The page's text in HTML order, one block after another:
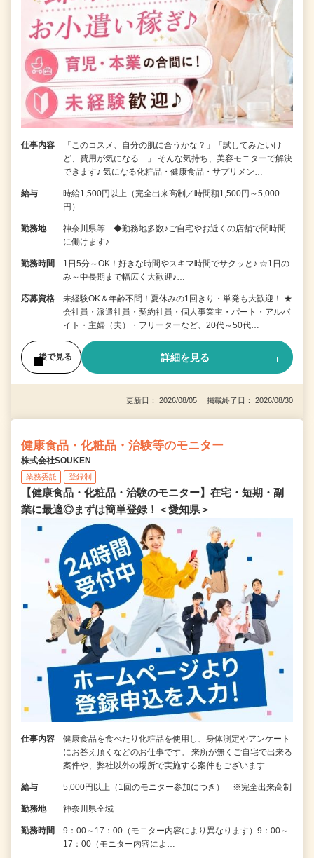
仕事内容
「このコスメ、自分の肌に合うかな？」「試してみたいけ
ど、費用が気になる…」 そんな気持ち、美容モニターで解決
できます♪ 気になる化粧品・健康食品・サプリメン…
給与
時給1,500円以上（完全出来高制／時間額1,500円～5,000
円）
勤務地
神奈川県等 ◆勤務地多数♪ご自宅やお近くの店舗で間時間
に働けます♪
勤務時間
1日5分～OK！好きな時間やスキマ時間でサクッと♪ ☆1日の
み～中長期まで幅広く大歓迎♪…
応募資格
未経験OK＆年齢不問！夏休みの1回きり・単発も大歓迎！ ★
会社員・派遣社員・契約社員・個人事業主・パート・アルバ
イト・主婦（夫）・フリーターなど、20代～50代…
後で見る 詳細を見る
更新日： 2026/08/05 掲載終了日： 2026/08/30
健康食品・化粧品・治験等のモニター
株式会社SOUKEN
業務委託 登録制
【健康食品・化粧品・治験のモニター】在宅・短期・副
業に最適◎まずは簡単登録！＜愛知県＞
仕事内容
健康食品を食べたり化粧品を使用し、身体測定やアンケート
にお答え頂くなどのお仕事です。 来所が無くご自宅で出来る
案件や、弊社以外の場所で実施する案件もございます…
給与 5,000円以上（1回のモニター参加につき） ※完全出来高制
勤務地 神奈川県全域
勤務時間
9：00～17：00（モニター内容により異なります）9：00～
17：00（モニター内容によ…